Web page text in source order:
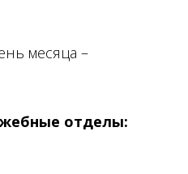
месяца –
отделы: